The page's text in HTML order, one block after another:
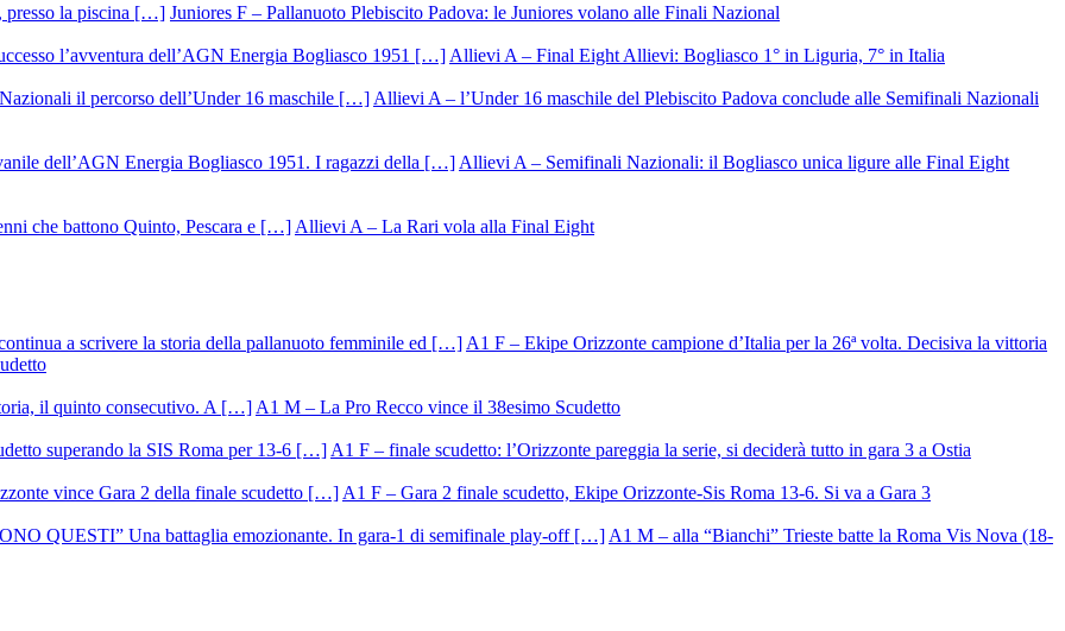
Juniores F – Pallanuoto Plebiscito Padova: le Juniores volano alle Finali Nazional
Allievi A – Final Eight Allievi: Bogliasco 1° in Liguria, 7° in Italia
Allievi A – l’Under 16 maschile del Plebiscito Padova conclude alle Semifinali Nazionali
Allievi A – Semifinali Nazionali: il Bogliasco unica ligure alle Final Eight
Allievi A – La Rari vola alla Final Eight
A1 F – Ekipe Orizzonte campione d’Italia per la 26ª volta. Decisiva la vittoria
A1 M – La Pro Recco vince il 38esimo Scudetto
A1 F – finale scudetto: l’Orizzonte pareggia la serie, si deciderà tutto in gara 3 a Ostia
A1 F – Gara 2 finale scudetto, Ekipe Orizzonte-Sis Roma 13-6. Si va a Gara 3
A1 M – alla “Bianchi” Trieste batte la Roma Vis Nova (18-